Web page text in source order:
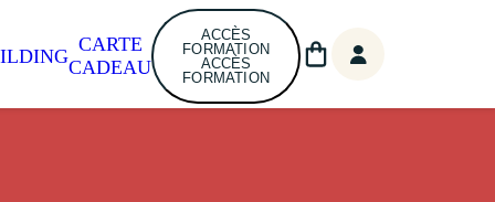
CARTE
CADEAU
ACCÈS
FORMATION
ACCÈS
FORMATION